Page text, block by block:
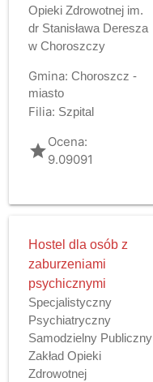
Opieki Zdrowotnej im.
dr Stanisława Deresza
w Choroszczy
Gmina: Choroszcz -
miasto
Filia: Szpital
gradeOcena:
9.09091
Hostel dla osób z
zaburzeniami
psychicznymi
Specjalistyczny
Psychiatryczny
Samodzielny Publiczny
Zakład Opieki
Zdrowotnej